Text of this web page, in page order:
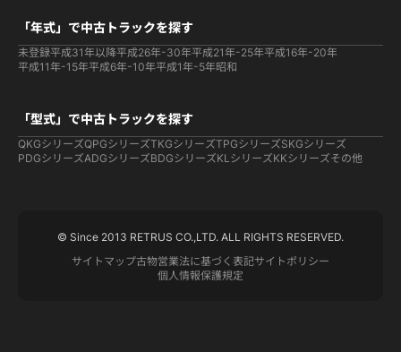
「年式」で中古トラックを探す
未登録平成31年以降平成26年-30年平成21年-25年平成16年-20年
平成11年-15年平成6年-10年平成1年-5年昭和
「型式」で中古トラックを探す
QKGシリーズQPGシリーズTKGシリーズTPGシリーズSKGシリーズ
PDGシリーズADGシリーズBDGシリーズKLシリーズKKシリーズその他
© Since 2013 RETRUS CO.,LTD. ALL RIGHTS RESERVED.
サイトマップ古物営業法に基づく表記サイトポリシー
個人情報保護規定